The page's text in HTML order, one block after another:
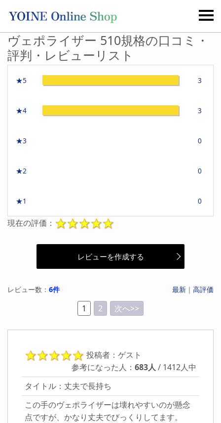
ヴェポライザー 510規格の口コミ・
評判・レビューリスト
★5 3
★4 3
★3 0
★2 0
★1 0
現在の評価：
レビューを作成する
レビュー数： 6件 最新 ｜ 高評価
1 2 次へ>>
投稿者：ゲスト
参考になった人：683人 / 1412人中
タイトル：丈夫で長持ち
この手のヴェポライザーは壊れやすいのが懸念
点ですが、かなり丈夫でびっくりしてます。